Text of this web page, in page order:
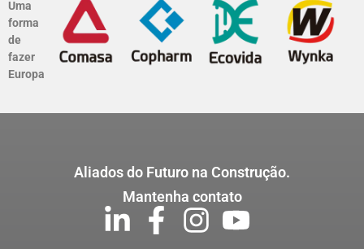
Uma
forma
de
fazer
Europa
Aliados do Futuro na Construção.
Mantenha contato